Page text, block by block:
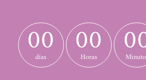
00
días 00
Horas